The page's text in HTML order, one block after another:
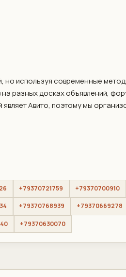
но используя современные
разных досках объявлений,
Авито, поэтому мы
+79370721759 +79370700910
+79370768939 +79370669278
+79370630070